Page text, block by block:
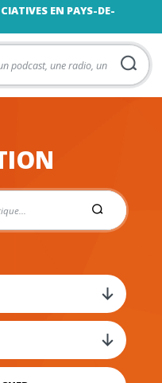
EN PAYS-DE-